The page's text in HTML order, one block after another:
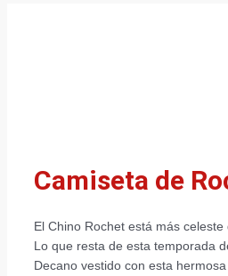
Camiseta de
El Chino Rochet está más celeste
Lo que resta de esta temporada
Decano vestido con esta